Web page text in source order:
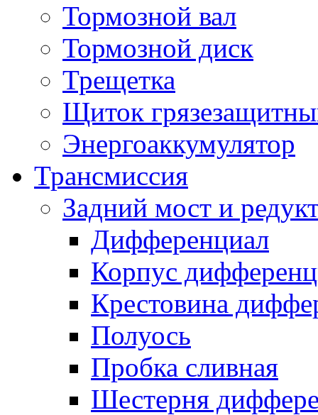
Тормозной вал
Тормозной диск
Трещетка
Щиток
Энергоаккумулятор
Трансмиссия
Задний мост и
Дифференциал
Корпус
Крестовина
Полуось
Пробка сливная
Шестерня